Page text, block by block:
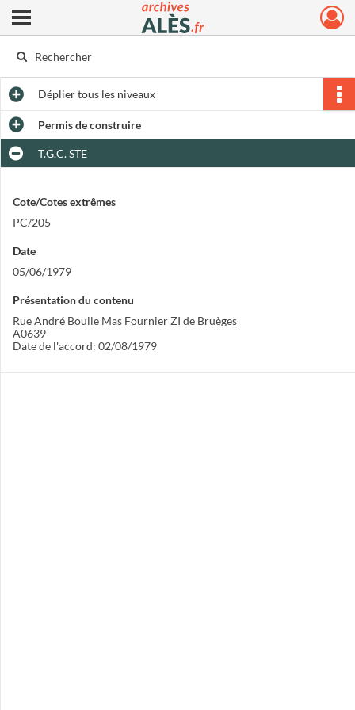
Archives municipales d'Alès
Ouvrir le menu déroulant
Dépliertous les niveaux
Permis de construire
T.G.C. STE
Cote/Cotes extrêmes
PC/205
Date
05/06/1979
Présentation du contenu
Rue André Boulle Mas Fournier ZI de Bruèges
A0639
Date de l'accord: 02/08/1979